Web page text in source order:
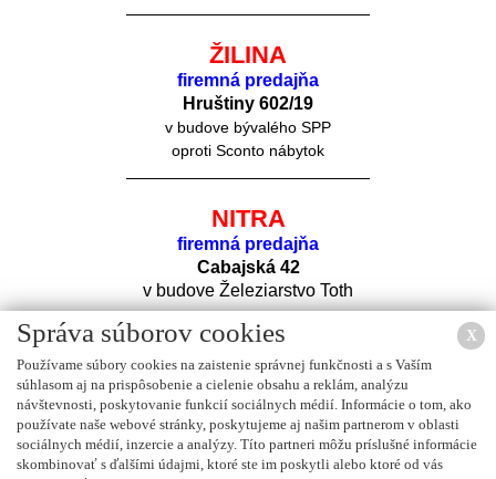
ŽILINA
firemná predajňa
Hruštiny 602/19
v budove bývalého SPP
oproti Sconto nábytok
NITRA
firemná predajňa
Cabajská 42
v budove Železiarstvo Toth
Nájdete nás naFACEBOOKu
X
Správa súborov cookies
Používame súbory cookies na zaistenie správnej funkčnosti a s Vaším
súhlasom aj na prispôsobenie a cielenie obsahu a reklám, analýzu
návštevnosti, poskytovanie funkcií sociálnych médií. Informácie o tom, ako
používate naše webové stránky, poskytujeme aj našim partnerom v oblasti
sociálnych médií, inzercie a analýzy. Títo partneri môžu príslušné informácie
skombinovať s ďalšími údajmi, ktoré ste im poskytli alebo ktoré od vás